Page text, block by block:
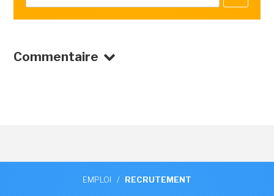
Commentaire
EMPLOI / RECRUTEMENT